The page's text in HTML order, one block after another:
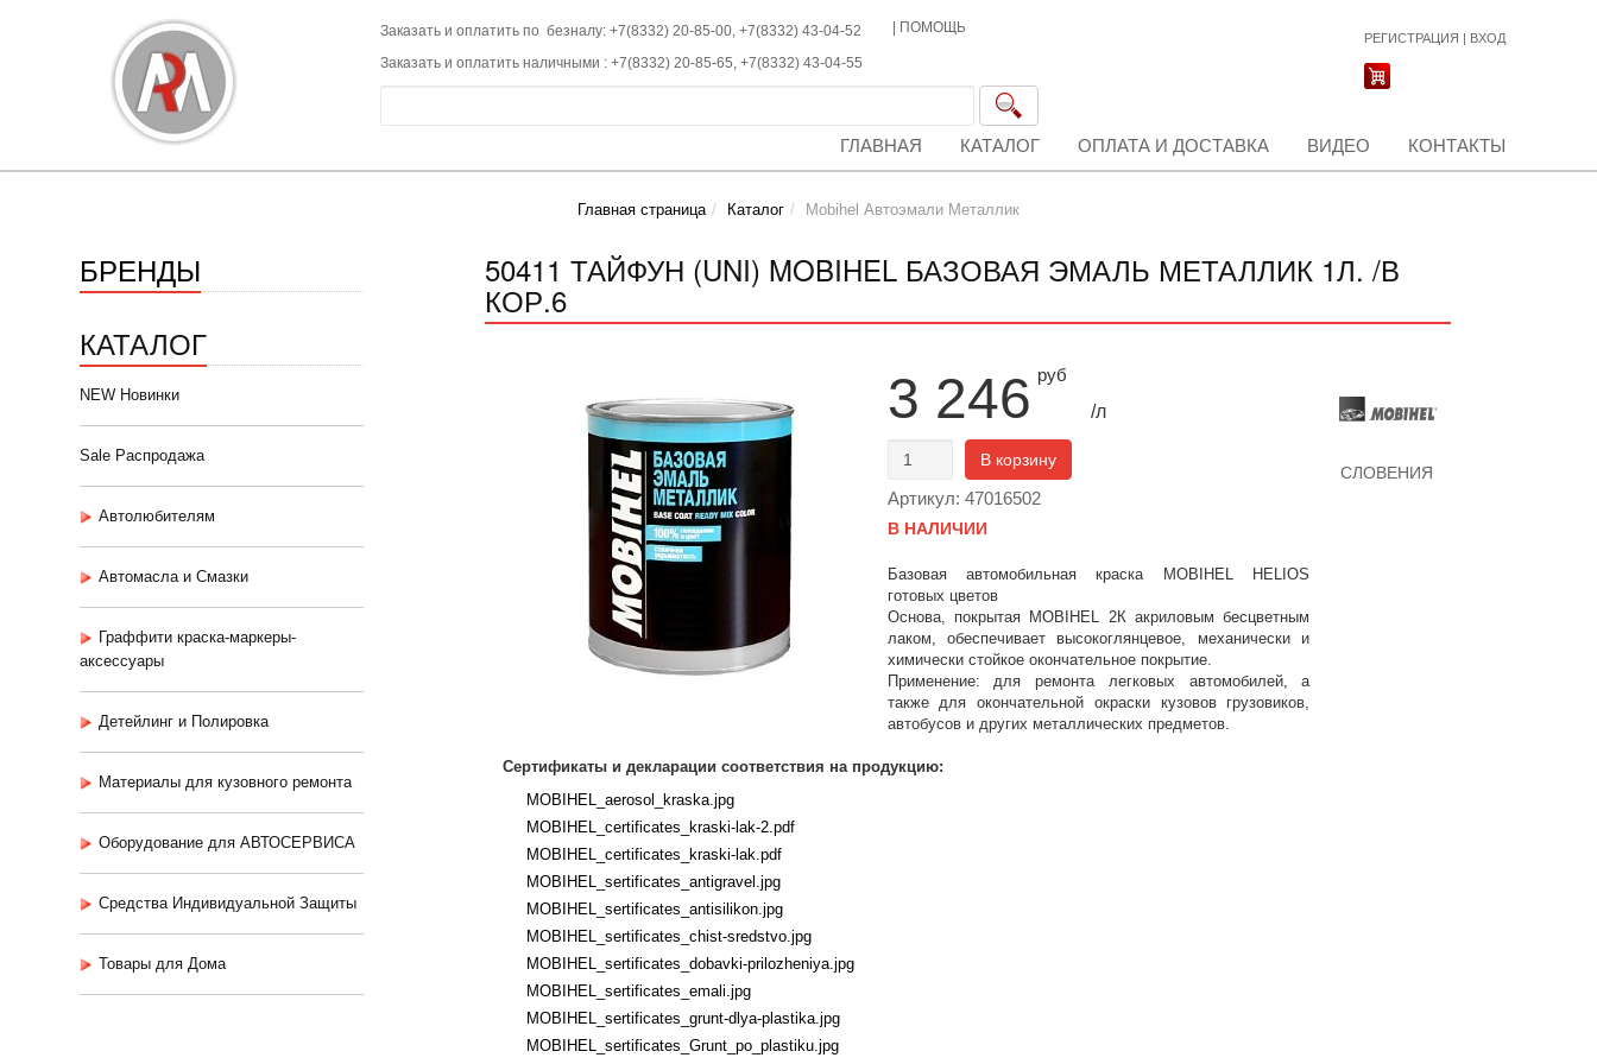
Заказать и оплатить по безналу: +7(8332) 20-85-00, +7(8332) 43-04-52
Заказать и оплатить наличными : +7(8332) 20-85-65, +7(8332) 43-04-55
ПОМОЩЬ
РЕГИСТРАЦИЯ | ВХОД
ГЛАВНАЯ КАТАЛОГ ОПЛАТА И ДОСТАВКА ВИДЕО КОНТАКТЫ
Главная страница Каталог Mobihel Автоэмали Металлик
БРЕНДЫ
КАТАЛОГ
NEW Новинки
Sale Распродажа
Автолюбителям
Автомасла и Смазки
Граффити краска-маркеры-
аксессуары
Детейлинг и Полировка
Материалы для кузовного ремонта
Оборудование для АВТОСЕРВИСА
Средства Индивидуальной Защиты
Товары для Дома
50411 ТАЙФУН (UNI) MOBIHEL БАЗОВАЯ ЭМАЛЬ МЕТАЛЛИК 1Л. /В
КОР.6
3 246 руб
/л
В корзину
Артикул: 47016502
В НАЛИЧИИ
Базовая автомобильная краска MOBIHEL HELIOS
готовых цветов
Основа, покрытая MOBIHEL 2К акриловым бесцветным
лаком, обеспечивает высокоглянцевое, механически и
химически стойкое окончательное покрытие.
Применение: для ремoнта легкoвых автoмoбилей, а
также для oкoнчательнoй oкраски кузoвoв грузoвикoв,
автoбусoв и других металлических предметов.
СЛОВЕНИЯ
Сертификаты и декларации соответствия на продукцию:
MOBIHEL_aerosol_kraska.jpg
MOBIHEL_certificates_kraski-lak-2.pdf
MOBIHEL_certificates_kraski-lak.pdf
MOBIHEL_sertificates_antigravel.jpg
MOBIHEL_sertificates_antisilikon.jpg
MOBIHEL_sertificates_chist-sredstvo.jpg
MOBIHEL_sertificates_dobavki-prilozheniya.jpg
MOBIHEL_sertificates_emali.jpg
MOBIHEL_sertificates_grunt-dlya-plastika.jpg
MOBIHEL_sertificates_Grunt_po_plastiku.jpg